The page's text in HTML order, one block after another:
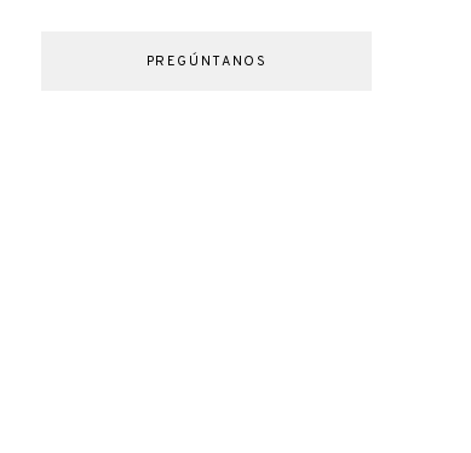
PREGÚNTANOS